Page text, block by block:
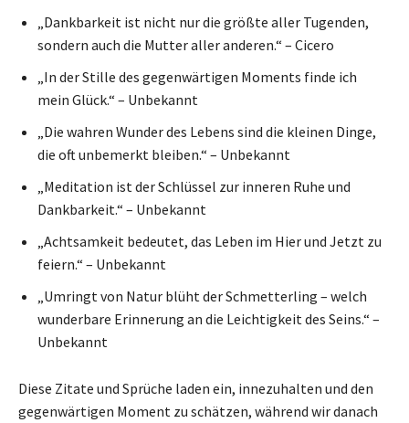
„Dankbarkeit ist nicht nur die größte aller Tugenden,
sondern auch die Mutter aller anderen.“ – Cicero
„In der Stille des gegenwärtigen Moments finde ich
mein Glück.“ – Unbekannt
„Die wahren Wunder des Lebens sind die kleinen Dinge,
die oft unbemerkt bleiben.“ – Unbekannt
„Meditation ist der Schlüssel zur inneren Ruhe und
Dankbarkeit.“ – Unbekannt
„Achtsamkeit bedeutet, das Leben im Hier und Jetzt zu
feiern.“ – Unbekannt
„Umringt von Natur blüht der Schmetterling – welch
wunderbare Erinnerung an die Leichtigkeit des Seins.“ –
Unbekannt
Diese Zitate und Sprüche laden ein, innezuhalten und den
gegenwärtigen Moment zu schätzen, während wir danach